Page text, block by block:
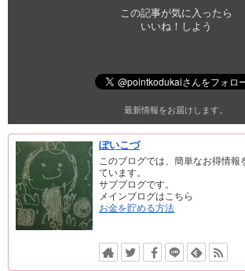
この記事が気に入ったら
いいね！しよう
最新情報をお届けします。
ぽいこづ
このブログでは、簡単なお得情報
ています。
サブブログです。
メインブログはこちら
お金を貯める方法